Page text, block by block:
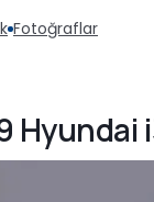
Fotoğraflar
Hyundai